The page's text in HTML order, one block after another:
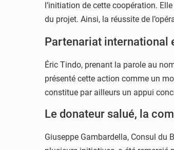
l’initiation de cette coopération.
du projet. Ainsi, la réussite de
Partenariat international
Éric Tindo, prenant la parole au
présenté cette action comme un
constitue par ailleurs un appui
Le donateur salué, la
Giuseppe Gambardella, Consul du